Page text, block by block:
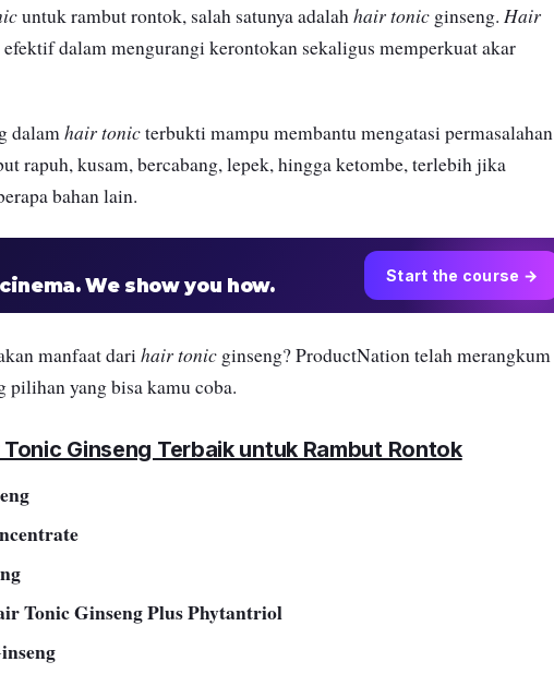
untuk rambut rontok, salah satunya adalahhair tonic ginseng. Hair
dalam mengurangi kerontokan sekaligus memperkuat akar
dalamhair tonicterbukti mampu membantu mengatasi permasalahan
rapuh, kusam, bercabang, lepek, hingga ketombe, terlebih jika
bahan lain.
We show you how. Start the course →
manfaat darihair tonic ginseng? ProductNation telah merangkum
pilihan yang bisa kamu coba.
Tonic Ginseng Terbaik untuk Rambut Rontok
Tonic Ginseng Plus Phytantriol